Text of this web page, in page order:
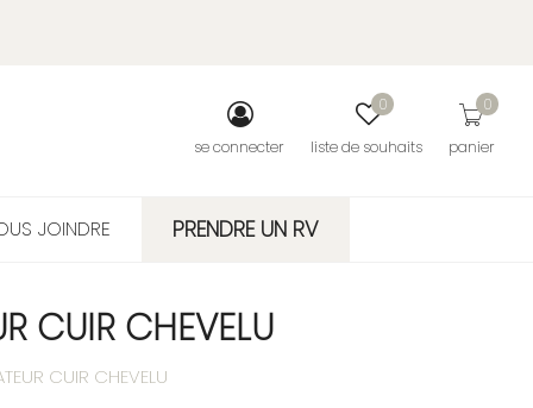
se connecter liste de souhaits
0
panier
0
JOINDRE PRENDRE UN RV
CUIR CHEVELU
CUIR CHEVELU